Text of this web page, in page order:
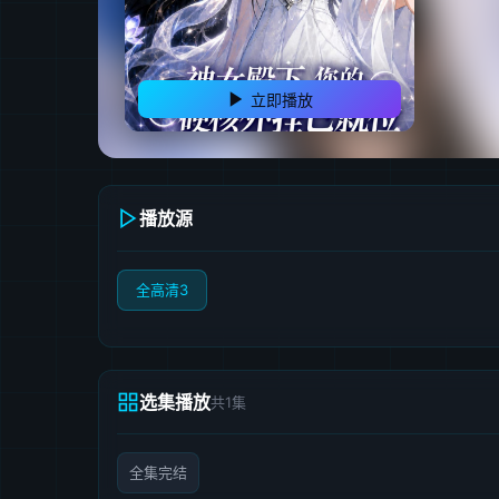
立即播放
播放源
全高清3
选集播放共1集
全集完结